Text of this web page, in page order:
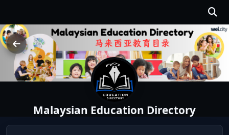
Malaysian Education Directory